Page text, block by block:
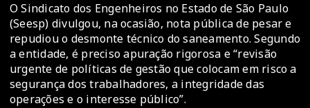
O Sindicato dos Engenheiros no Estado de São Paulo
(Seesp) divulgou, na ocasião, nota pública de pesar e
repudiou o desmonte técnico do saneamento. Segundo
a entidade, é preciso apuração rigorosa e “revisão
urgente de políticas de gestão que colocam em risco a
segurança dos trabalhadores, a integridade das
operações e o interesse público”.